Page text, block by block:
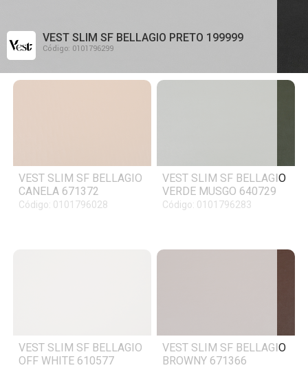
VEST SLIM SF BELLAGIO PRETO 199999
Código: 0101796299
LINHA VEST SLIM SF BELLAGIO
VEST SLIM SF BELLAGIO
CANELA 671372
Código: 0101796028
VEST SLIM SF BELLAGIO
VERDE MUSGO 640729
Código: 0101796283
VEST SLIM SF BELLAGIO
OFF WHITE 610577
VEST SLIM SF BELLAGIO
BROWNY 671366